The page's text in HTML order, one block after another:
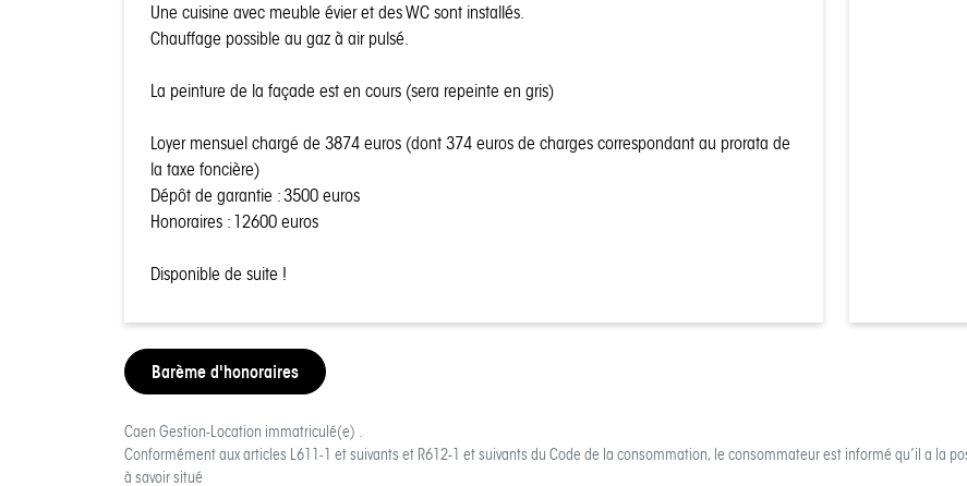
Une cuisine avec meuble évier et des WC sont installés.
Chauffage possible au gaz à air pulsé.
La peinture de la façade est en cours (sera repeinte en gris)
Loyer mensuel chargé de 3874 euros (dont 374 euros de charges correspondant au prorata de
la taxe foncière)
Dépôt de garantie : 3500 euros
Honoraires : 12600 euros
Disponible de suite !
Barème d'honoraires
Caen Gestion-Location immatriculé(e) .
Conformément aux articles L611-1 et suivants et R612-1 et suivants du Code de la consommation, le consommateur est informé qu’il a la
à savoir situé